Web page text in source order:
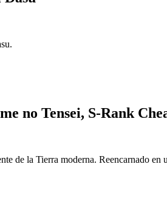
no Tensei, S-Rank
de la Tierra moderna. Reencarnado